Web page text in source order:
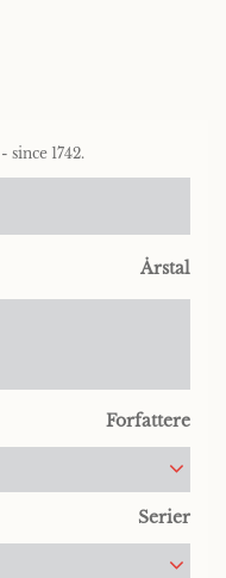
1742.
Årstal
Forfattere
Serier